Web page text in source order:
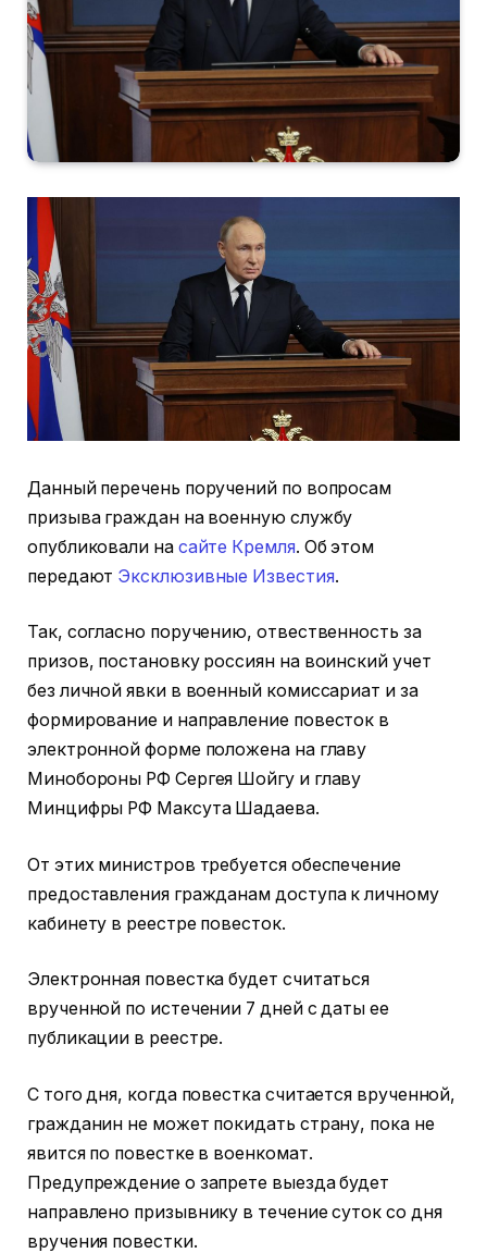
Данный перечень поручений по вопросам
призыва граждан на военную службу
опубликовали на сайте Кремля. Об этом
передают Эксклюзивные Известия.
Так, согласно поручению, отвественность за
призов, постановку россиян на воинский учет
без личной явки в военный комиссариат и за
формирование и направление повесток в
электронной форме положена на главу
Минобороны РФ Сергея Шойгу и главу
Минцифры РФ Максута Шадаева.
От этих министров требуется обеспечение
предоставления гражданам доступа к личному
кабинету в реестре повесток.
Электронная повестка будет считаться
врученной по истечении 7 дней с даты ее
публикации в реестре.
С того дня, когда повестка считается врученной,
гражданин не может покидать страну, пока не
явится по повестке в военкомат.
Предупреждение о запрете выезда будет
направлено призывнику в течение суток со дня
вручения повестки.